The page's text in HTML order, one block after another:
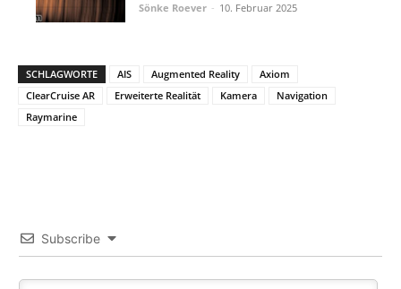
Sönke Roever - 10. Februar 2025
SCHLAGWORTE AIS Augmented Reality
Axiom
ClearCruise AR
Erweiterte Realität Kamera
Navigation
Raymarine
Subscribe